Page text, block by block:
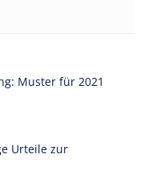
Muster für 2021
Urteile zur